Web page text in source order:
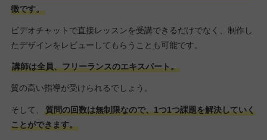
徴です。
ビデオチャットで直接レッスンを受講できるだけでなく、制作し
たデザインをレビューしてもらうことも可能です。
講師は全員、フリーランスのエキスパート。
質の高い指導が受けられるでしょう。
そして、
質問の回数は無制限なので、1つ1つ課題を解決していく
ことができます。